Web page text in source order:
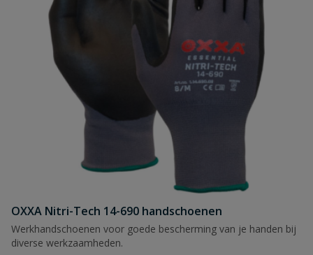
OXXA Nitri-Tech 14-690 handschoenen
Werkhandschoenen voor goede bescherming van je handen bij
diverse werkzaamheden.